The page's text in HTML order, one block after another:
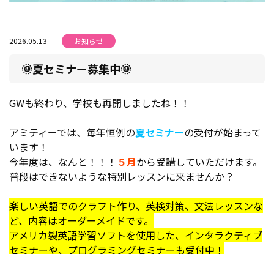
2026.05.13 お知らせ
🌞夏セミナー募集中🌞
GWも終わり、学校も再開しましたね！！
アミティーでは、毎年恒例の夏セミナーの受付が始まって
います！
今年度は、なんと！！！ ５月から受講していただけます。
普段はできないような特別レッスンに来ませんか？
楽しい英語でのクラフト作り、英検対策、文法レッスンな
ど、内容はオーダーメイドです。
アメリカ製英語学習ソフトを使用した、インタラクティブ
セミナーや、プログラミングセミナーも受付中！